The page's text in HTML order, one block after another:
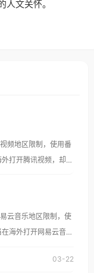
人文关怀。
频地区限制，使用番
及版权限制问题，且
云音乐地区限制，使
03-22